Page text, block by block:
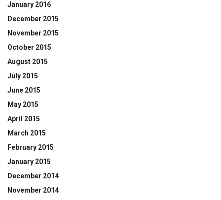
January 2016
December 2015
November 2015
October 2015
August 2015
July 2015
June 2015
May 2015
April 2015
March 2015
February 2015
January 2015
December 2014
November 2014